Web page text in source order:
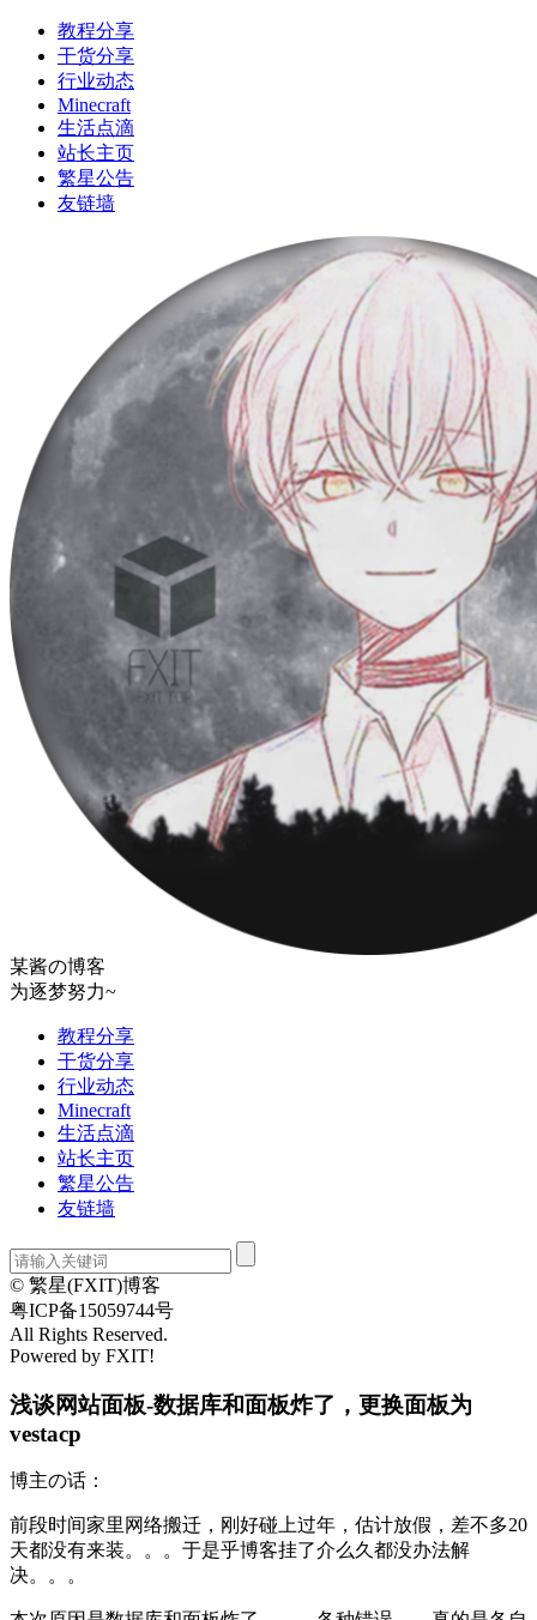
教程分享
干货分享
行业动态
Minecraft
生活点滴
站长主页
繁星公告
友链墙
某酱の博客
为逐梦努力~
教程分享
干货分享
行业动态
Minecraft
生活点滴
站长主页
繁星公告
友链墙
© 繁星(FXIT)博客
粤ICP备15059744号
All Rights Reserved.
Powered by FXIT!
浅谈网站面板-数据库和面板炸了，更换面板为
vestacp
博主の话：
前段时间家里网络搬迁，刚好碰上过年，估计放假，差不多20
天都没有来装。。。于是乎博客挂了介么久都没办法解
决。。。